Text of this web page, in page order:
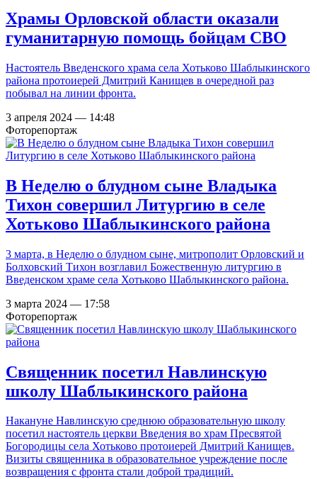
Храмы Орловской области оказали
гуманитарную помощь бойцам СВО
Настоятель Введенского храма села Хотьково Шаблыкинского
района протоиерей Дмитрий Канищев в очередной раз
побывал на линии фронта.
3 апреля 2024 — 14:48
Фоторепортаж
В Неделю о блудном сыне Владыка
Тихон совершил Литургию в селе
Хотьково Шаблыкинского района
3 марта, в Неделю о блудном сыне, митрополит Орловский и
Болховский Тихон возглавил Божественную литургию в
Введенском храме села Хотьково Шаблыкинского района.
3 марта 2024 — 17:58
Фоторепортаж
Священник посетил Навлинскую
школу Шаблыкинского района
Накануне Навлинскую среднюю образовательную школу
посетил настоятель церкви Введения во храм Пресвятой
Богородицы села Хотьково протоиерей Дмитрий Канищев.
Визиты священника в образовательное учреждение после
возвращения с фронта стали доброй традиций.